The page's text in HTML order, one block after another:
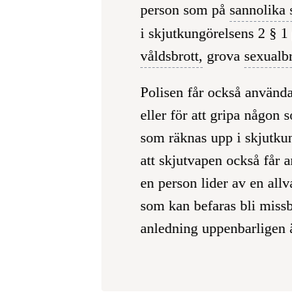
person som på sannolika
i skjutkungörelsens 2 §
våldsbrott, grova
Polisen får också
eller för att gripa någon
som räknas upp i
att skjutvapen också får
en person lider av en
som kan befaras bli
anledning